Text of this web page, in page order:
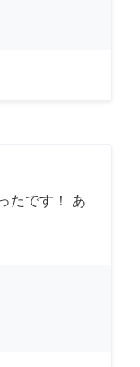
たです！ あ